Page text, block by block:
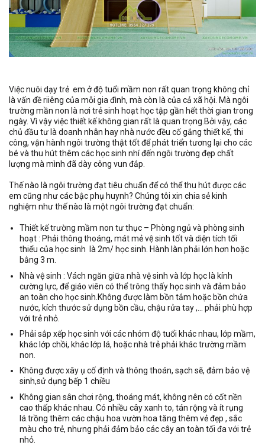
Việc nuôi dạy trẻ em ở độ tuổi mầm non rất quan trọng không chỉ
là vấn đề riiêng của mỗi gia đình, mà còn là của cả xã hội. Mà ngôi
trường mần non là nơi trẻ sinh hoạt học tập gần hết thời gian trong
ngày. Vì vậy việc thiết kế không gian rất là quan trọng.Bởi vậy, các
chủ đầu tư là doanh nhân hay nhà nước đều cố gắng thiết kế, thi
công, vận hành ngôi trường thật tốt để phát triển tương lại cho các
bé và thu hút thêm các học sinh nhí đến ngôi trường đẹp chất
lượng mà mình đã dày công vun đắp.
Thế nào là ngôi trường đạt tiêu chuẩn để có thể thu hút được các
em cũng như các bậc phụ huynh? Chúng tôi xin chia sẻ kinh
nghiệm như thế nào là một ngôi trường đạt chuẩn:
Thiết kế trường mầm non tư thục – Phòng ngủ và phòng sinh
hoạt : Phải thông thoáng, mát mẻ vệ sinh tốt và diện tích tối
thiểu của học sinh là 2m/ học sinh. Hành làn phải lớn hơn hoặc
bằng 3 m.
Nhà vệ sinh : Vách ngăn giữa nhà vệ sinh và lớp học là kính
cường lực, để giáo viên có thể trông thấy học sinh và đảm bảo
an toàn cho học sinh.Không được làm bồn tắm hoặc bồn chứa
nước, kích thước sử dụng bồn cầu, chậu rửa tay ,… phải phù hợp
với trẻ nhỏ.
Phải sắp xếp học sinh với các nhóm độ tuổi khác nhau, lớp mầm,
khác lớp chồi, khác lớp lá, hoặc nhà trẻ phải khác trường mầm
non.
Không được xây ụ cố định và thông thoán, sạch sẽ, đảm bảo vệ
sinh,sử dụng bếp 1 chiều
Không gian sân chơi rộng, thoáng mát, không nên có cốt nền
cao thấp khác nhau. Có nhiều cây xanh to, tán rộng và ít rụng
lá.trồng thêm các chậu hoa vườn hoa tăng thêm vẻ đẹp , sắc
màu cho trẻ, nhưng phải đảm bảo các cây an toàn tối đa với trẻ
nhỏ.